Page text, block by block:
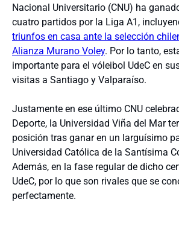
Nacional Universitario (CNU) ha
cuatro partidos por la Liga A1,
triunfos en casa ante la selección
Alianza Murano Voley. Por lo tanto,
importante para el vóleibol UdeC en
visitas a Santiago y Valparaíso.
Justamente en ese último CNU
Deporte, la Universidad Viña del Mar
posición tras ganar en un larguísimo
Universidad Católica de la Santísima
Además, en la fase regular de dicho
UdeC, por lo que son rivales que se
perfectamente.